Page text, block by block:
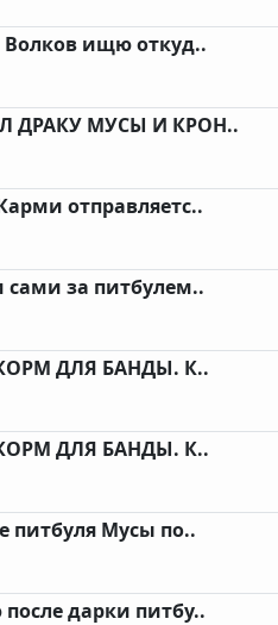
Волков ищю откуд..
ДРАКУ МУСЫ И КРОН..
отправляетс..
сами за питбулем..
ДЛЯ БАНДЫ. К..
ДЛЯ БАНДЫ. К..
питбуля Мусы по..
дарки питбу..